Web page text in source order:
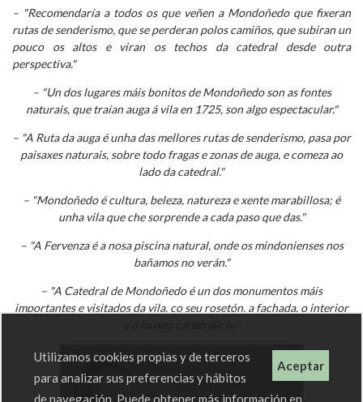
– "Recomendaría a todos os que veñen a Mondoñedo que fixeran
rutas de senderismo, que se perderan polos camiños, que subiran un
pouco os altos e viran os techos da catedral desde outra
perspectiva."
– "Un dos lugares máis bonitos de Mondoñedo son as fontes
naturais, que traían auga á vila en 1725, son algo espectacular."
– "A Ruta da auga é unha das mellores rutas de senderismo, pasa por
paisaxes naturais, sobre todo fragas e zonas de auga, e comeza ao
lado da catedral."
– "Mondoñedo é cultura, beleza, natureza e xente marabillosa; é
unha vila que che sorprende a cada paso que das."
– "A Fervenza é a nosa piscina natural, onde os mindonienses nos
bañamos no verán."
– "A Catedral de Mondoñedo é un dos monumentos máis
importantes e visitados da vila, co seu rosetón, a fachada, o interior
Aceptar
Utilizamos cookies propias y de terceros
para analizar sus preferencias y hábitos
de navegación. Puede obtener más información en